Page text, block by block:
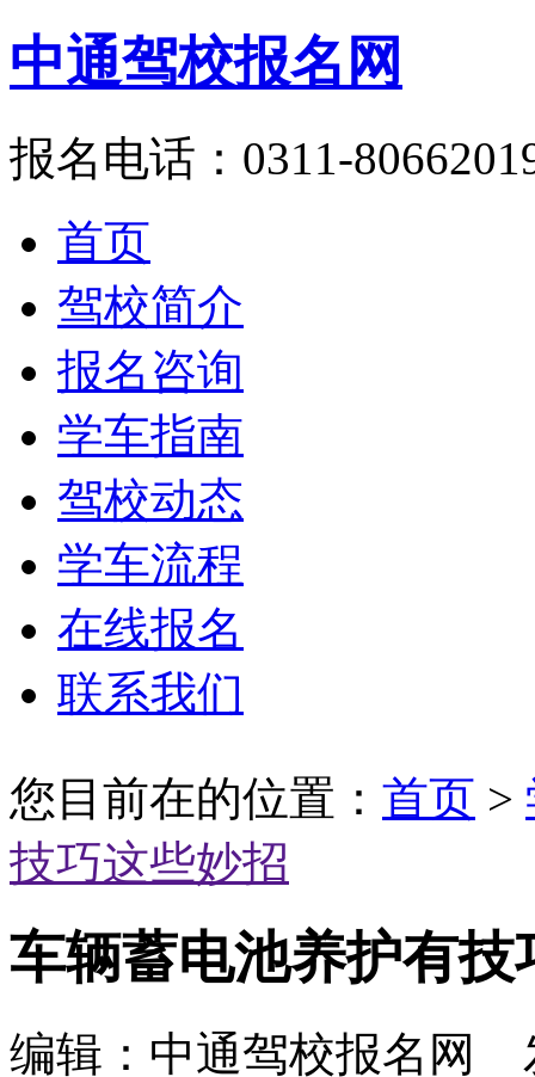
中通驾校报名网
报名电话：0311-
首页
驾校简介
报名咨询
学车指南
驾校动态
学车流程
在线报名
联系我们
您目前在的位置： 首页 >
技巧这些妙招
车辆蓄电池养护有技
编辑：中通驾校报名网